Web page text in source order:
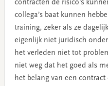
contracten de risico’s
collega’s baat kunnen
training, zeker als ze
eigenlijk niet juridisch
het verleden niet tot
niet weg dat het goed als
het belang van een contract